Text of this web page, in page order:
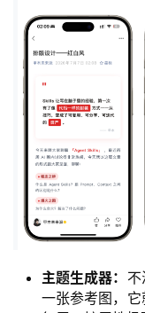
主题生成器：
一张参考图，